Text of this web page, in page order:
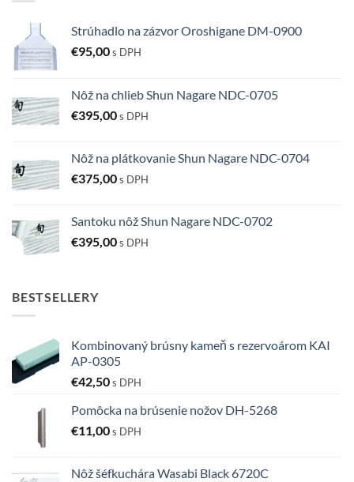
Strúhadlo na zázvor Oroshigane DM-0900
€95,00s DPH
Nôž na chlieb Shun Nagare NDC-0705
€395,00s DPH
Nôž na plátkovanie Shun Nagare NDC-0704
€375,00s DPH
Santoku nôž Shun Nagare NDC-0702
€395,00s DPH
BESTSELLERY
Kombinovaný brúsny kameň s rezervoárom KAI
AP-0305
€42,50s DPH
Pomôcka na brúsenie nožov DH-5268
€11,00s DPH
Nôž šéfkuchára Wasabi Black 6720C